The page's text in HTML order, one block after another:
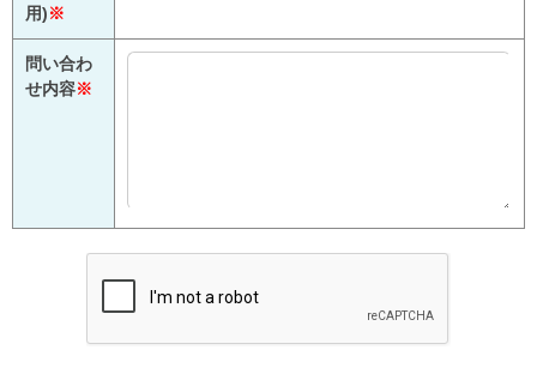
用)※
問い合わ
せ内容※